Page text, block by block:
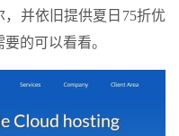
并依旧提供夏日75折优
的可以看看。